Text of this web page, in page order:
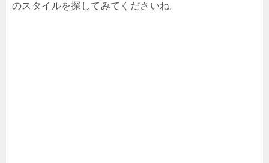
のスタイルを探してみてくださいね。